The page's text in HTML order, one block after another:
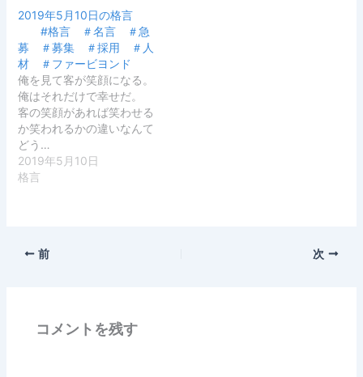
2019年5月10日の格言
#格言 ＃名言 ＃急
募 ＃募集 ＃採用 ＃人
材 ＃ファービヨンド
俺を見て客が笑顔になる。
俺はそれだけで幸せだ。
客の笑顔があれば笑わせる
か笑われるかの違いなんて
どう…
2019年5月10日
格言
前 次
コメントを残す